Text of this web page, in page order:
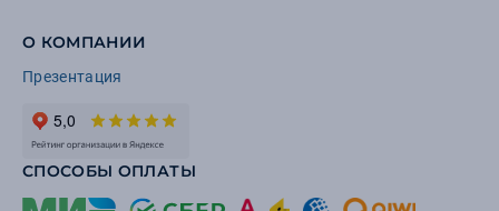
О КОМПАНИИ
Презентация
СПОСОБЫ ОПЛАТЫ